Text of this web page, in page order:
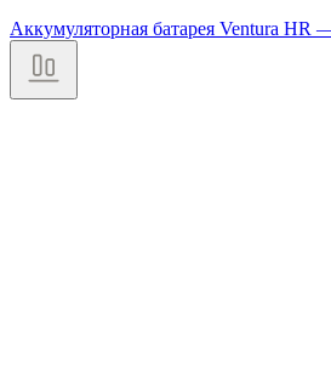
Аккумуляторная батарея Ventura HR